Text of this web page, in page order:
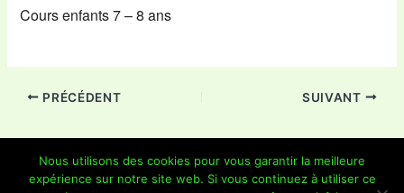
Cours enfants 7 – 8 ans
PRÉCÉDENT SUIVANT
Nous utilisons des cookies pour vous garantir la meilleure
expérience sur notre site web. Si vous continuez à utiliser ce